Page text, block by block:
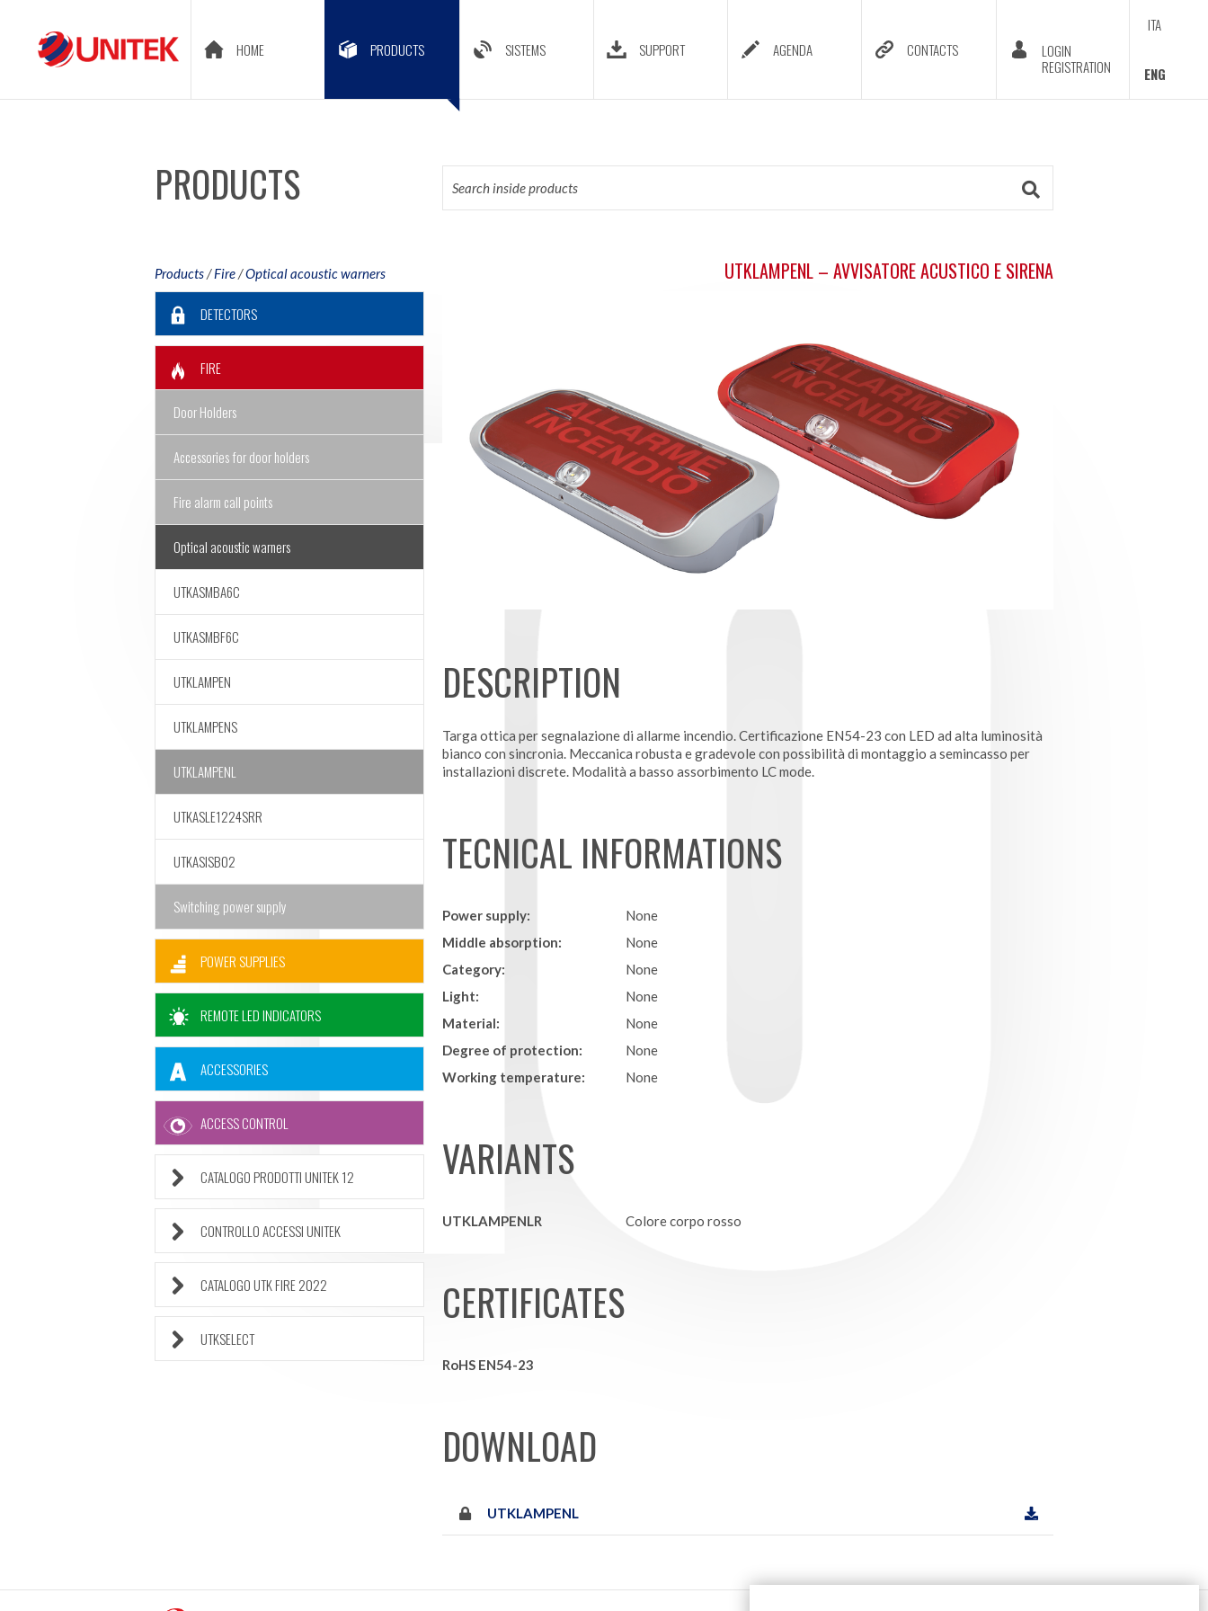
HOME PRODUCTS SISTEMS SUPPORT AGENDA CONTACTS
LOGIN
REGISTRATION
ITA
ENG
PRODUCTS
Products/Fire/Optical acoustic warners UTKLAMPENL – AVVISATORE ACUSTICO E SIRENA
DESCRIPTION
Targa ottica per segnalazione di allarme incendio. Certificazione EN54-23 con LED ad alta luminosità
bianco con sincronia. Meccanica robusta e gradevole con possibilità di montaggio a semincasso per
installazioni discrete. Modalità a basso assorbimento LC mode.
TECNICAL INFORMATIONS
Power supply:
None
Middle absorption:
None
Category:
None
Light:
None
Material:
None
Degree of protection:
None
Working temperature:
None
VARIANTS
UTKLAMPENLR Colore corpo rosso
CERTIFICATES
RoHS EN54-23
DOWNLOAD
UTKLAMPENL
DETECTORS
FIRE
Door Holders
Accessories for door holders
Fire alarm call points
Optical acoustic warners
UTKASMBA6C
UTKASMBF6C
UTKLAMPEN
UTKLAMPENS
UTKLAMPENL
UTKASLE1224SRR
UTKASISB02
Switching power supply
POWER SUPPLIES
REMOTE LED INDICATORS
ACCESSORIES
ACCESS CONTROL
CATALOGO PRODOTTI UNITEK 12
CONTROLLO ACCESSI UNITEK
CATALOGO UTK FIRE 2022
UTKSELECT